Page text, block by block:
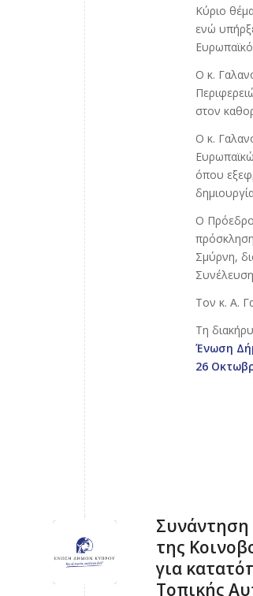
Κύριο
ενώ
Ο κ.
στον
Ο κ.
όπου
Ο
Σμύρνη,
Τον κ. Α.
Τη
Ένωση
26
της
για
Τοπικής